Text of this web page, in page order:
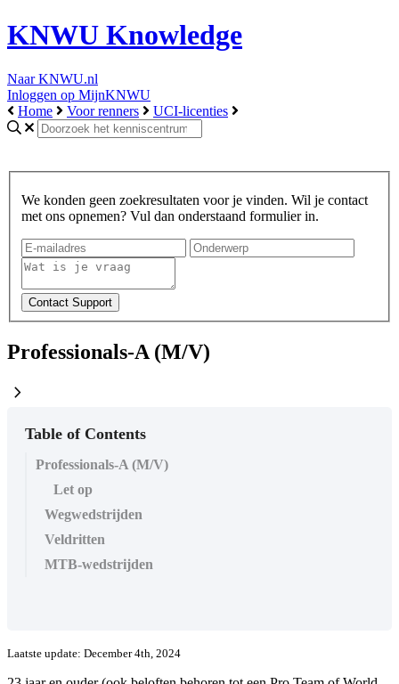
KNWU Knowledge
Naar KNWU.nl
Inloggen op MijnKNWU
Home
Voor renners UCI-licenties
We konden geen zoekresultaten voor je vinden. Wil je contact
met ons opnemen? Vul dan onderstaand formulier in.
Professionals-A (M/V)
chevron_right
Table of Contents
Professionals-A (M/V)
Let op
Wegwedstrijden
Veldritten
MTB-wedstrijden
Laatste update: December 4th, 2024